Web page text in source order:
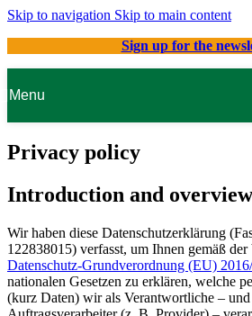
Skip to navigation Skip to main content
Sign up for the
Menu
Privacy policy
Introduction and overview
Wir haben diese Datenschutzerklärung
122838015) verfasst, um Ihnen gemäß der
Datenschutz-Grundverordnung (EU)
nationalen Gesetzen zu erklären, welche
(kurz Daten) wir als Verantwortliche –